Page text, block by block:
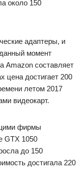
около 150
адаптеры, и
момент
Amazon составляет
цена достигает 200
летом 2017
видеокарт.
фирмы
GTX 1050
до 150
достигала 220